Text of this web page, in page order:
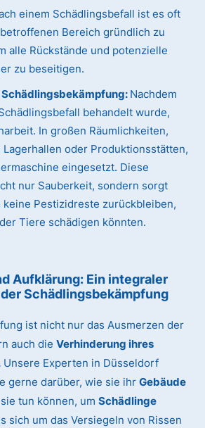
einem Schädlingsbefall ist es oft
Bereich gründlich zu
alle Rückstände und potenzielle
zu beseitigen.
Schädlingsbekämpfung: Nachdem
behandelt wurde,
In großen Räumlichkeiten,
oder Produktionsstätten,
eingesetzt. Diese
nur Sauberkeit, sondern sorgt
keine Pestizidreste zurückbleiben,
Tiere schädigen könnten.
Aufklärung: Ein integraler
Schädlingsbekämpfung
ist nicht nur das Ausmerzen der
auch dieVerhinderung ihres
Unsere Experten in Düsseldorf
gerne darüber, wie sie ihrGebäude
tun können, umSchädlinge
sich um das Versiegeln von Rissen